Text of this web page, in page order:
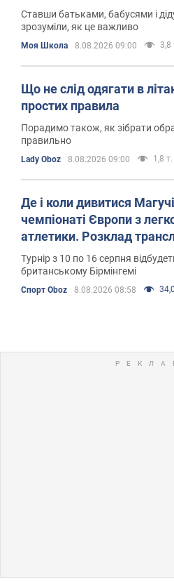
Ставши батьками, бабусями і
зрозуміли, як це важливо
Моя Школа 8.08.2026 09:00 3,8
Що не слід одягати в
простих правила
Порадимо також, як зібрати
правильно
Lady Oboz 8.08.2026 09:00 1,8 т.
Де і коли дивитися
чемпіонаті Європи з
атлетики. Розклад
Турнір з 10 по 16 серпня
британському Бірмінгемі
Спорт Oboz 8.08.2026 08:58